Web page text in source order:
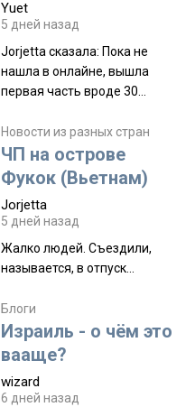
Yuet
5 дней назад
Jorjetta сказалa: Пока не
нашла в онлайне, вышла
первая часть вроде 30
Дивали 8 ноября.
Новости из разных стран
ЧП на острове
Фукок (Вьетнам)
Jorjetta
5 дней назад
Жалко людей. Съездили,
называется, в отпуск...
Блоги
Израиль - о чём это
вааще?
wizard
6 дней назад